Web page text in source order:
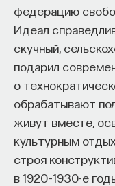
федерацию
Идеал
скучный,
подарил
о
обрабатывают
живут вместе,
культурным
строя
в 1920–1930-е
«Сама проблема
показаться. Если
студент
просто приносит
старую проблему
Но и привычная
преподаватель
записал, а затем
наизусть, тоже